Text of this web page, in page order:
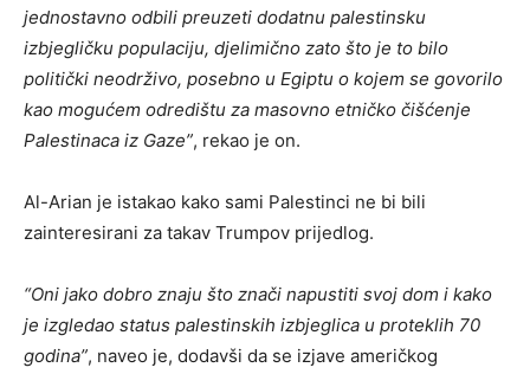
jednostavno odbili preuzeti dodatnu palestinsku
izbjegličku populaciju, djelimično zato što je to bilo
politički neodrživo, posebno u Egiptu o kojem se govorilo
kao mogućem odredištu za masovno etničko čišćenje
Palestinaca iz Gaze”, rekao je on.
Al-Arian je istakao kako sami Palestinci ne bi bili
zainteresirani za takav Trumpov prijedlog.
“Oni jako dobro znaju što znači napustiti svoj dom i kako
je izgledao status palestinskih izbjeglica u proteklih 70
godina”, naveo je, dodavši da se izjave američkog